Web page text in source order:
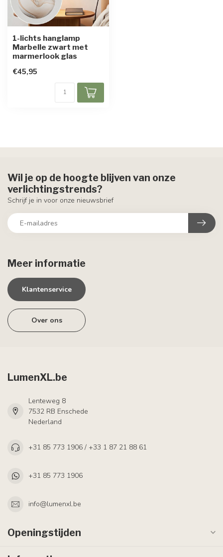
1-lichts hanglamp
Marbelle zwart met
marmerlook glas
€45,95
Meer informatie
Klantenservice
Over ons
Wil je op de hoogte blijven van onze
verlichtingstrends?
Schrijf je in voor onze nieuwsbrief
LumenXL.be
Lenteweg 8
7532 RB Enschede
Nederland
+31 85 773 1906 / +33 1 87 21 88 61
+31 85 773 1906
info@lumenxl.be
Openingstijden